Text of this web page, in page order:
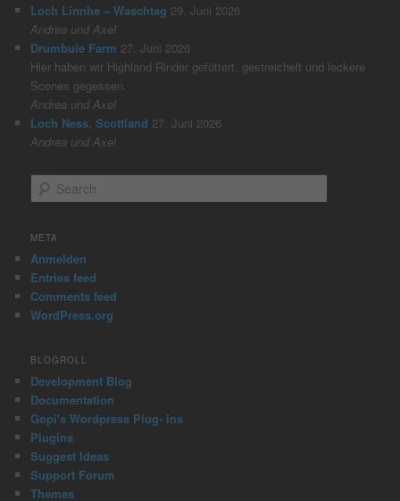
Loch Linnhe – Waschtag 29. Juni 2026
Andrea und Axel
Drumbuie Farm 27. Juni 2026
Hier haben wir Highland Rinder gefüttert, gestreichelt und leckere
Scones gegessen.
Andrea und Axel
Loch Ness, Scottland 27. Juni 2026
Andrea und Axel
e
r
h
META
Anmelden
Entries feed
Comments feed
WordPress.org
BLOGROLL
Development Blog
Documentation
Gopi's Wordpress Plug- ins
Plugins
Suggest Ideas
Support Forum
Themes